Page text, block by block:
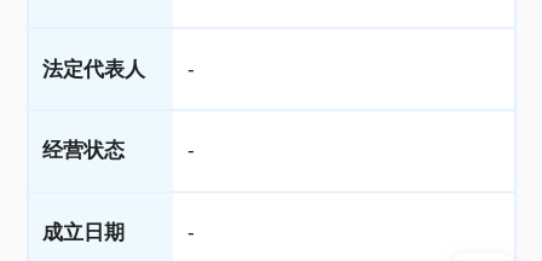
法定代表人 -
经营状态 -
成立日期 -